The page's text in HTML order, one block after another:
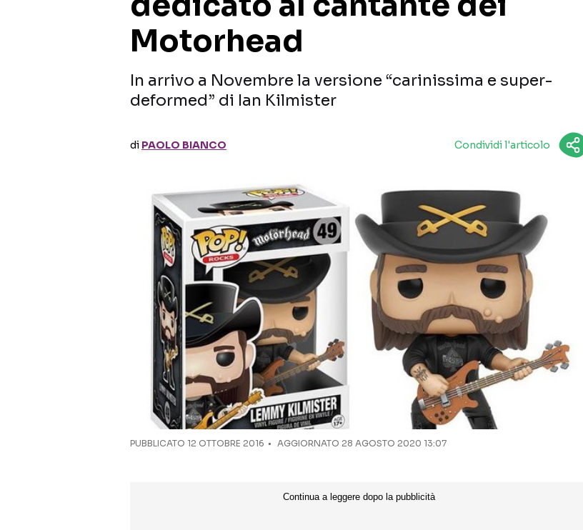
Motorhead
In arrivo a Novembre la versione “carinissima e super-
deformed” di Ian Kilmister
di PAOLO BIANCO Condividi l'articolo
PUBBLICATO 12 OTTOBRE 2016 AGGIORNATO 28 AGOSTO 2020 13:07